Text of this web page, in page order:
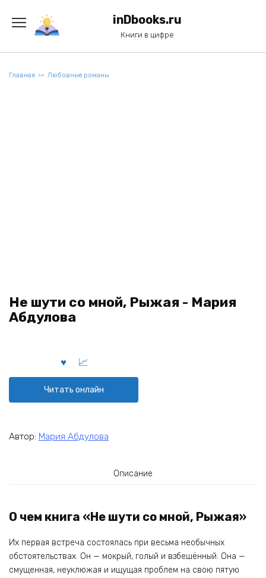
содержанию
inDbooks.ru
Книги в цифре
Главная Любовные романы
Не шути со мной, Рыжая - Мария
Абдулова
Читать онлайн
Автор: Мария Абдулова
Описание
О чем книга «Не шути со мной, Рыжая»
Их первая встреча состоялась при весьма необычных
обстоятельствах. Он — мокрый, голый и взбешённый. Она —
смущенная, неуклюжая и ищущая проблем на свою пятую